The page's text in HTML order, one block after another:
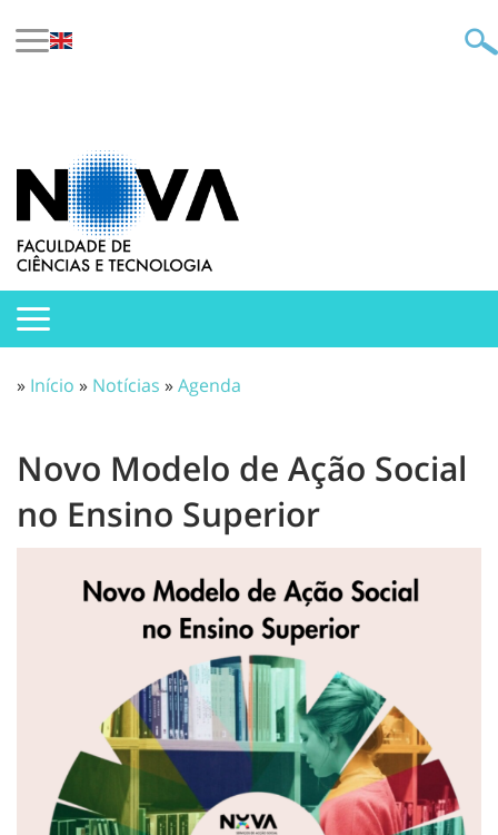
» Início » Notícias »Agenda
Novo Modelo de Ação Social
no Ensino Superior